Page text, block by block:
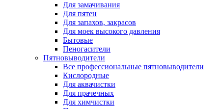
Для замачивания
Для пятен
Для запахов, закрасов
Для моек высокого давления
Бытовые
Пеногасители
Пятновыводители
Все профессиональные пятновыводители
Кислородные
Для аквачистки
Для прачечных
Для химчистки